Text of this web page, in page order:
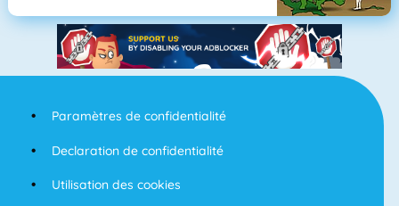
Paramètres de confidentialité
Declaration de confidentialité
Utilisation des cookies